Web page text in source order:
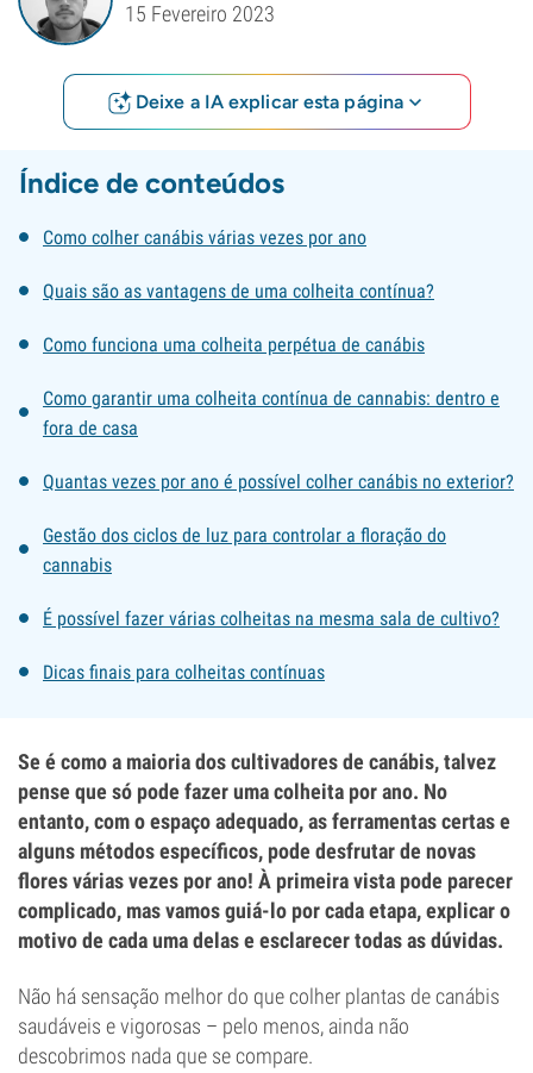
15 Fevereiro 2023
Deixe a IA explicar esta página
Índice de conteúdos
Como colher canábis várias vezes por ano
Quais são as vantagens de uma colheita contínua?
Como funciona uma colheita perpétua de canábis
Como garantir uma colheita contínua de cannabis: dentro e
fora de casa
Quantas vezes por ano é possível colher canábis no exterior?
Gestão dos ciclos de luz para controlar a floração do
cannabis
É possível fazer várias colheitas na mesma sala de cultivo?
Dicas finais para colheitas contínuas
Se é como a maioria dos cultivadores de canábis, talvez
pense que só pode fazer uma colheita por ano. No
entanto, com o espaço adequado, as ferramentas certas e
alguns métodos específicos, pode desfrutar de novas
flores várias vezes por ano! À primeira vista pode parecer
complicado, mas vamos guiá-lo por cada etapa, explicar o
motivo de cada uma delas e esclarecer todas as dúvidas.
Não há sensação melhor do que colher plantas de canábis
saudáveis e vigorosas – pelo menos, ainda não
descobrimos nada que se compare.